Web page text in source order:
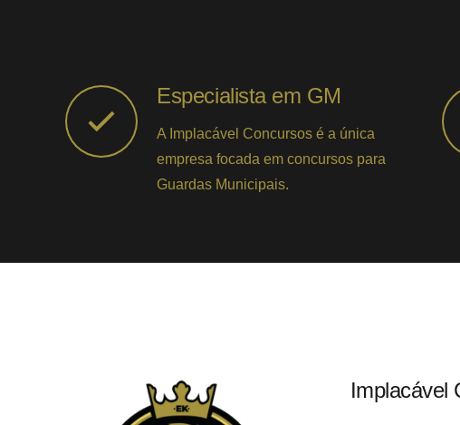
Especialista em GM
A Implacável Concursos é a única
empresa focada em concursos para
Guardas Municipais.
Implacável